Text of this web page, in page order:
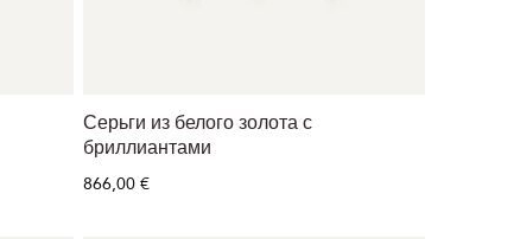
Серьги из белого золота с
бриллиантами
866,00 €